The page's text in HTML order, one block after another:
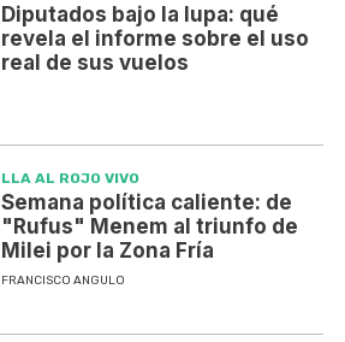
Diputados bajo la lupa: qué
revela el informe sobre el uso
real de sus vuelos
LLA AL ROJO VIVO
Semana política caliente: de
"Rufus" Menem al triunfo de
Milei por la Zona Fría
FRANCISCO ANGULO